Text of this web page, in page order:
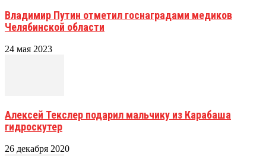
Владимир Путин отметил госнаградами медиков
Челябинской области
24 мая 2023
Алексей Текслер подарил мальчику из Карабаша
гидроскутер
26 декабря 2020